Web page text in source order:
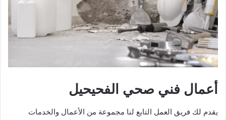
أعمال فني صحي الفحيحيل
يقدم لك فريق العمل التابع لنا مجموعة من الأعمال والخدمات